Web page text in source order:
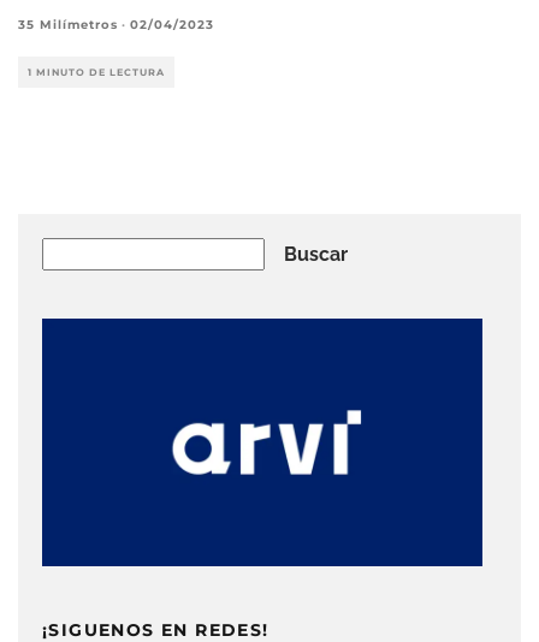
35 Milímetros · 02/04/2023
1 MINUTO DE LECTURA
Buscar
¡SIGUENOS EN REDES!